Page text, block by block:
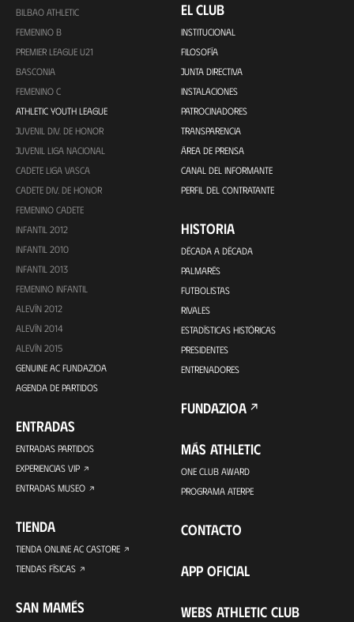
BILBAO ATHLETIC
FEMENINO B
PREMIER LEAGUE U21
BASCONIA
FEMENINO C
ATHLETIC YOUTH LEAGUE
JUVENIL DIV. DE HONOR
JUVENIL LIGA NACIONAL
CADETE LIGA VASCA
CADETE DIV. DE HONOR
FEMENINO CADETE
INFANTIL 2012
INFANTIL 2010
INFANTIL 2013
FEMENINO INFANTIL
ALEVÍN 2012
ALEVÍN 2014
ALEVÍN 2015
GENUINE AC FUNDAZIOA
AGENDA DE PARTIDOS
ENTRADAS
ENTRADAS PARTIDOS
EXPERIENCIAS VIP
ENTRADAS MUSEO
TIENDA
TIENDA ONLINE AC CASTORE
TIENDAS FÍSICAS
SAN MAMÉS
EL CLUB
INSTITUCIONAL
FILOSOFÍA
JUNTA DIRECTIVA
INSTALACIONES
PATROCINADORES
TRANSPARENCIA
ÁREA DE PRENSA
CANAL DEL INFORMANTE
PERFIL DEL CONTRATANTE
HISTORIA
DÉCADA A DÉCADA
PALMARÉS
FUTBOLISTAS
RIVALES
ESTADÍSTICAS HISTÓRICAS
PRESIDENTES
ENTRENADORES
FUNDAZIOA
MÁS ATHLETIC
ONE CLUB AWARD
PROGRAMA ATERPE
CONTACTO
APP OFICIAL
WEBS ATHLETIC CLUB